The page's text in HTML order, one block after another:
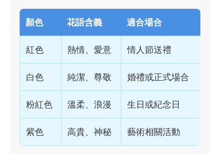
顏色 花語含義 適合場合
紅色 熱情、愛意 情人節送禮
白色 純潔、尊敬 婚禮或正式場合
粉紅色 溫柔、浪漫 生日或紀念日
紫色 高貴、神秘 藝術相關活動